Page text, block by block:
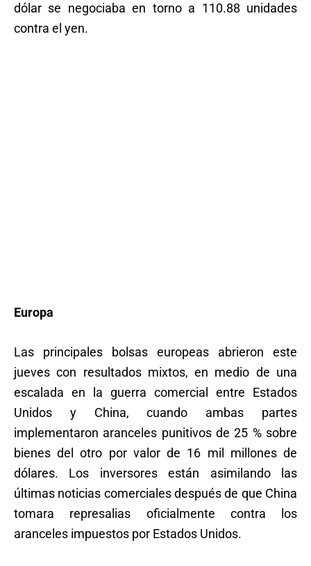
dólar se negociaba en torno a 110.88 unidades
contra el yen.
Europa
Las principales bolsas europeas abrieron este
jueves con resultados mixtos, en medio de una
escalada en la guerra comercial entre Estados
Unidos y China, cuando ambas partes
implementaron aranceles punitivos de 25 % sobre
bienes del otro por valor de 16 mil millones de
dólares. Los inversores están asimilando las
últimas noticias comerciales después de que China
tomara represalias oficialmente contra los
aranceles impuestos por Estados Unidos.